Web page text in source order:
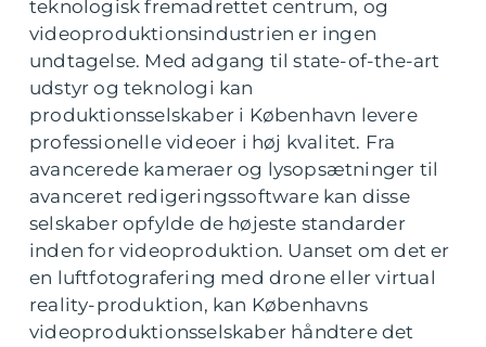
teknologisk fremadrettet centrum, og
videoproduktionsindustrien er ingen
undtagelse. Med adgang til state-of-the-art
udstyr og teknologi kan
produktionsselskaber i København levere
professionelle videoer i høj kvalitet. Fra
avancerede kameraer og lysopsætninger til
avanceret redigeringssoftware kan disse
selskaber opfylde de højeste standarder
inden for videoproduktion. Uanset om det er
en luftfotografering med drone eller virtual
reality-produktion, kan Københavns
videoproduktionsselskaber håndtere det